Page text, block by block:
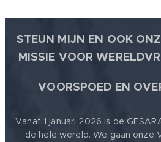
STEUN MIJN EN OOK
MISSIE VOOR
VOORSPOED EN
Vanaf 1 januari 2026 is de
de hele wereld. We gaan onze